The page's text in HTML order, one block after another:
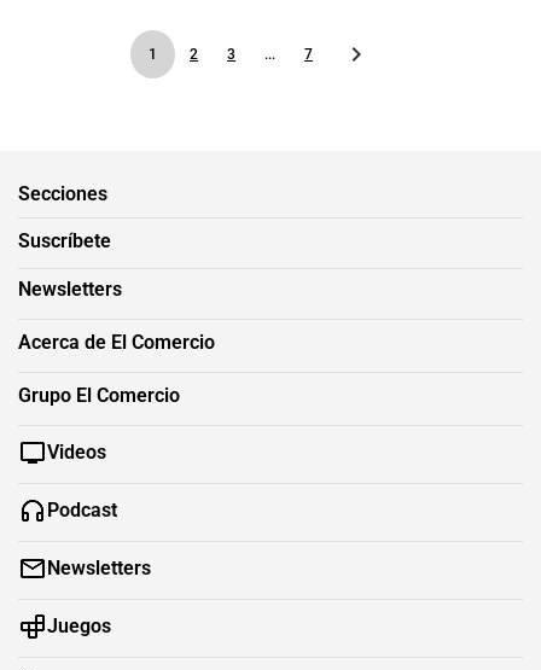
1 2 3 ... 7
Secciones
Suscríbete
Newsletters
Acerca de El Comercio
Grupo El Comercio
Videos
Podcast
Newsletters
Juegos